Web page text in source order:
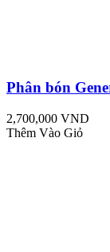
Phân bón
2,700,000 VND
Thêm Vào Giỏ